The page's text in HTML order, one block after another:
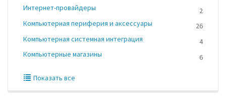
Интернет-провайдеры
2
Компьютерная периферия и аксессуары
26
Компьютерная системная интеграция
4
Компьютерные магазины
6
Показать все